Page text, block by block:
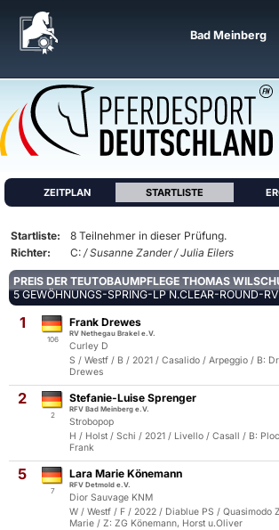
Bad Meinberg
ZEITPLAN STARTLISTE
Startliste:
8 Teilnehmer in dieser Prüfung.
Richter:
C: / Susanne Zander / Julia Eilers
PREIS DER TEUTOBAUMPFLEGE THOMAS
5 GEWÖHNUNGS-SPRING-LP N.CLEAR-ROUND-
1
106
Frank Drewes
RV Nethegau Brakel e.V.
Curley D
S / Westf / B / 2021 / Casalido / Arpeggio / B:
Drewes
2
2
Stefanie-Luise Sprenger
RFV Bad Meinberg e.V.
Strobopop
H / Holst / Schi / 2021 / Livello / Casall / B:
Frank
5
7
Lara Marie Könemann
RFV Detmold e.V.
Dior Sauvage KNM
W / Westf / F / 2022 / Diablue PS / Quasimodo
Marie / Z: ZG Könemann, Horst u.Oliver